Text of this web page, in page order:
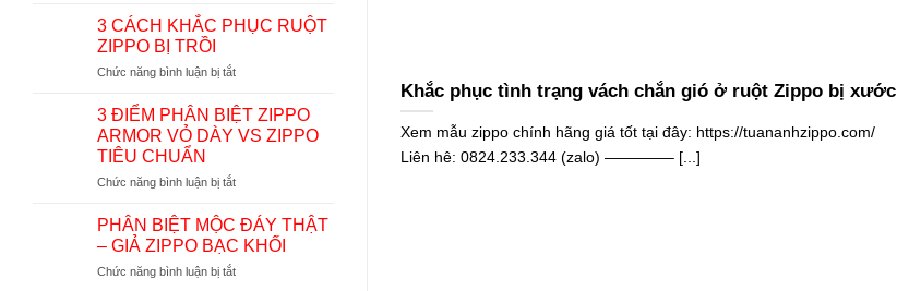
phục
tình
vách
gió
ở
bị
3 CÁCH KHẮC PHỤC RUỘT
ZIPPO BỊ TRỒI
Chức năng bình luận bị tắtở
CÁCH
KHẮC
PHỤC
ZIPPO
TRỒI
3 ĐIỂM PHÂN BIỆT ZIPPO
ARMOR VỎ DÀY VS ZIPPO
TIÊU CHUẨN
Chức năng bình luận bị tắtở
ĐIỂM
PHÂN
BIỆT
ZIPPO
PHÂN BIỆT MỘC ĐÁY THẬT
– GIẢ ZIPPO BẠC KHỐI
Chức năng bình luận bị tắtở
Khắc phục tình trạng vách chắn gió ở ruột Zippo bị xước
Xem mẫu zippo chính hãng giá tốt tại đây: https://tuananhzippo.com/
Liên hê: 0824.233.344 (zalo) ————– [...]